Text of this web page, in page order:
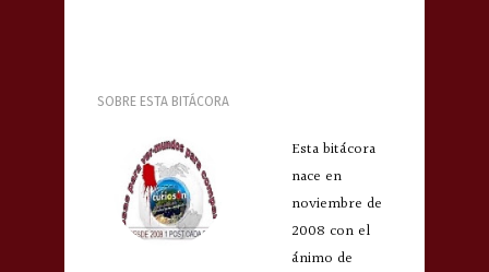
SOBRE ESTA BITÁCORA
Esta bitácora
nace en
noviembre de
2008 con el
ánimo de